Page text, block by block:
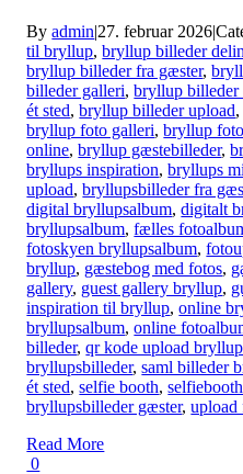
Byadmin|27. februar 2026|
til bryllup,bryllup billeder
bryllup billeder fra gæster,
billeder galleri,bryllup billeder
ét sted,bryllup billeder upload
bryllup foto galleri,bryllup
online,bryllup gæstebilleder,
bryllups inspiration,bryllups
upload,bryllupsbilleder fra
digital bryllupsalbum,digitalt
bryllupsalbum,fælles
fotoskyen bryllupsalbum,
bryllup, gæstebog med fotos,
gallery, guest gallery bryllup,
inspiration til bryllup,online
bryllupsalbum,online
billeder,qr kode upload
bryllupsbilleder,saml billeder
ét sted,selfie booth,selfiebooth
bryllupsbilleder gæster,upload
Read More
0